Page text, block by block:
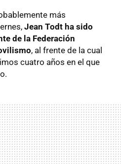
más
Jean Todt ha sido
de la Federación
, al frente de la cual
cuatro años en el que